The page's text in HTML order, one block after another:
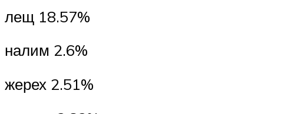
лещ 18.57%
налим 2.6%
жерех 2.51%